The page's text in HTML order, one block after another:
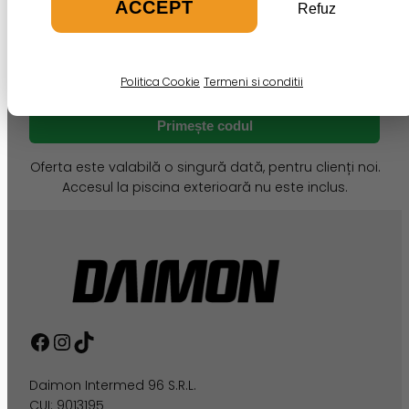
Primește codul
Oferta este valabilă o singură dată, pentru clienți noi.
Accesul la piscina exterioară nu este inclus.
Facebook InstagramTikTok
Daimon Intermed 96 S.R.L.
CUI: 9013195
ACCEPT Refuz
Politica Cookie Termeni si conditii